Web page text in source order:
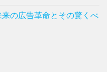
の広告革命とその驚くべ